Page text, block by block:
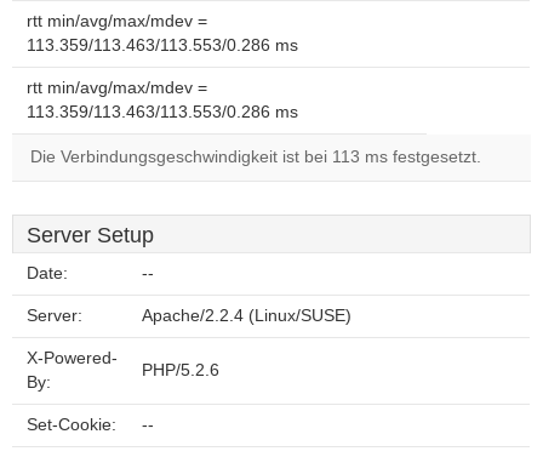
rtt min/avg/max/mdev =
113.359/113.463/113.553/0.286 ms
rtt min/avg/max/mdev =
113.359/113.463/113.553/0.286 ms
Die Verbindungsgeschwindigkeit ist bei 113 ms festgesetzt.
Server Setup
Date: --
Server: Apache/2.2.4 (Linux/SUSE)
X-Powered-
By:
PHP/5.2.6
Set-Cookie: --